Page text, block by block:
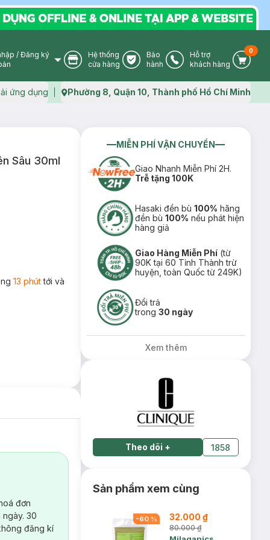
User Icon
/ Đăng ký
Store Icon
Hệ thống
cửa hàng
Warranty Icon
Bảo
hành
Phone Icon
Hỗ trợ
khách hàng
Cart
0
ứng dụng Map icon
Phường 8, Quận 10, Thành phố Hồ Chí Minh
Sâu 30ml
13 phúttới và
đơn
30
đăng kí
MIỄN PHÍ VẬN CHUYỂN
Giao Nhanh Miễn Phí 2H.
Trễ tặng 100K
Hasaki đền bù100% hãng
đền bù100% nếu phát hiện
hàng giả
Giao Hàng Miễn Phí (từ
90K tại 60 Tỉnh Thành trừ
huyện, toàn Quốc từ 249K)
Đổi trả
trong30 ngày
Xem thêm
Theo dõi + 1858
Sản phẩm xem cùng
-60 % 32.000 ₫
80.000 ₫